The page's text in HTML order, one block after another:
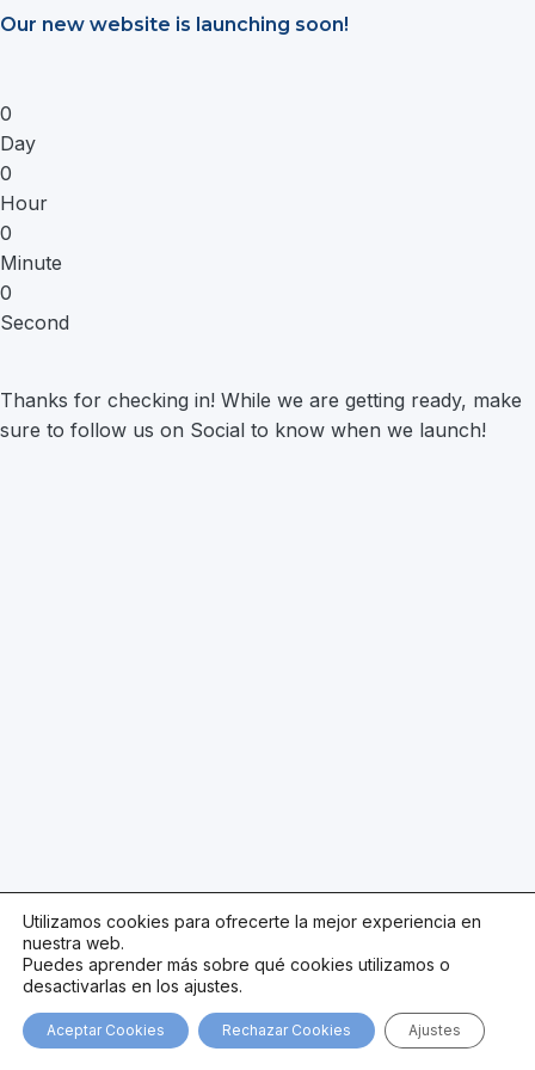
Saltar
Our new website is launching soon!
0
Day
0
Hour
0
Minute
0
Second
Thanks for checking in! While we are getting ready, make
sure to follow us on Social to know when we launch!
Utilizamos cookies para ofrecerte la mejor experiencia en
nuestra web.
Puedes aprender más sobre qué cookies utilizamos o
desactivarlas en los ajustes.
Aceptar Cookies Rechazar Cookies Ajustes